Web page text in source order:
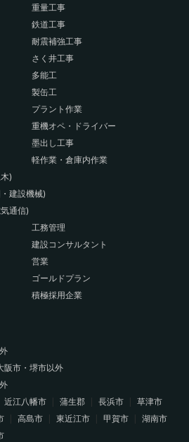
重量工事
鉄道工事
耐震補強工事
さく井工事
多能工
製缶工
プラント作業
重機オペ・ドライバー
墨出し工事
軽作業・倉庫内作業
)
建設機械)
通信)
工務管理
建設コンサルタント
営業
ゴールドプラン
積極採用企業
阪市・堺市以外
近江八幡市 蒲生郡 長浜市
草津市
高島市 東近江市 甲賀市
湖南市